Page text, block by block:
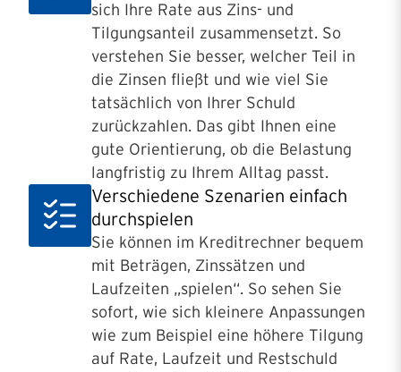
sich Ihre Rate aus Zins- und
Tilgungsanteil zusammensetzt. So
verstehen Sie besser, welcher Teil in
die Zinsen fließt und wie viel Sie
tatsächlich von Ihrer Schuld
zurückzahlen. Das gibt Ihnen eine
gute Orientierung, ob die Belastung
langfristig zu Ihrem Alltag passt.
Verschiedene Szenarien einfach
durchspielen
Sie können im Kreditrechner bequem
mit Beträgen, Zinssätzen und
Laufzeiten „spielen“. So sehen Sie
sofort, wie sich kleinere Anpassungen
wie zum Beispiel eine höhere Tilgung
auf Rate, Laufzeit und Restschuld